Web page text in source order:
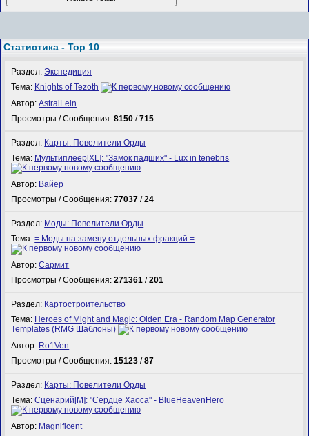
Статистика - Top 10
Раздел:Экспедиция
Тема: Knights of Tezoth
Автор:AstralLein
Просмотры / Сообщения:8150 /715
Раздел: Карты: Повелители Орды
Тема: Мультиплеер[XL]: "Замок падших" - Lux in tenebris
Автор: Вайер
Просмотры / Сообщения:77037 /24
Раздел: Моды: Повелители Орды
Тема:= Моды на замену отдельных фракций =
Автор:Сармит
Просмотры / Сообщения:271361 /201
Раздел: Картостроительство
Тема: Heroes of Might and Magic: Olden Era - Random Map Generator
Templates (RMG Шаблоны)
Автор: Ro1Ven
Просмотры / Сообщения:15123 /87
Раздел: Карты: Повелители Орды
Тема:Сценарий[M]: "Сердце Хаоса" - BlueHeavenHero
Автор: Magnificent